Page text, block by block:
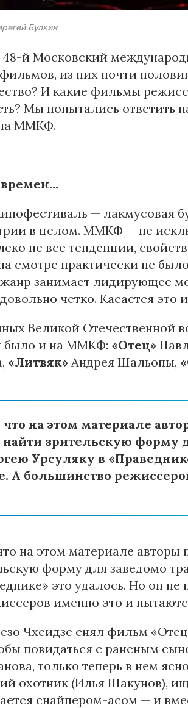
Булкин
й Московский
из них почти
И какие фильмы
Мы попытались ответить
ММКФ.
— лакмусовая
в целом. ММКФ — не
не все тенденции,
смотре практически не
занимает лидирующее
четко. Касается это
Великой Отечественной
было и на ММКФ: «Отец»
«Литвяк» Андрея Шальопы,
на этом материале
найти зрительскую форму
Урсуляку в
А большинство
на этом материале авторы
форму для заведомо
это удалось. Но он
именно это и
Чхеидзе снял фильм
повидаться с раненым
только теперь в нем
охотник (Илья Шакунов),
снайпером-асом — и